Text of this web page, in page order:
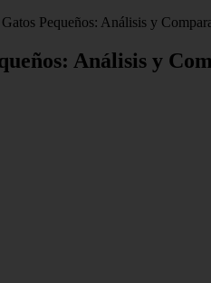
Pequeños: Análisis y
Análisis y